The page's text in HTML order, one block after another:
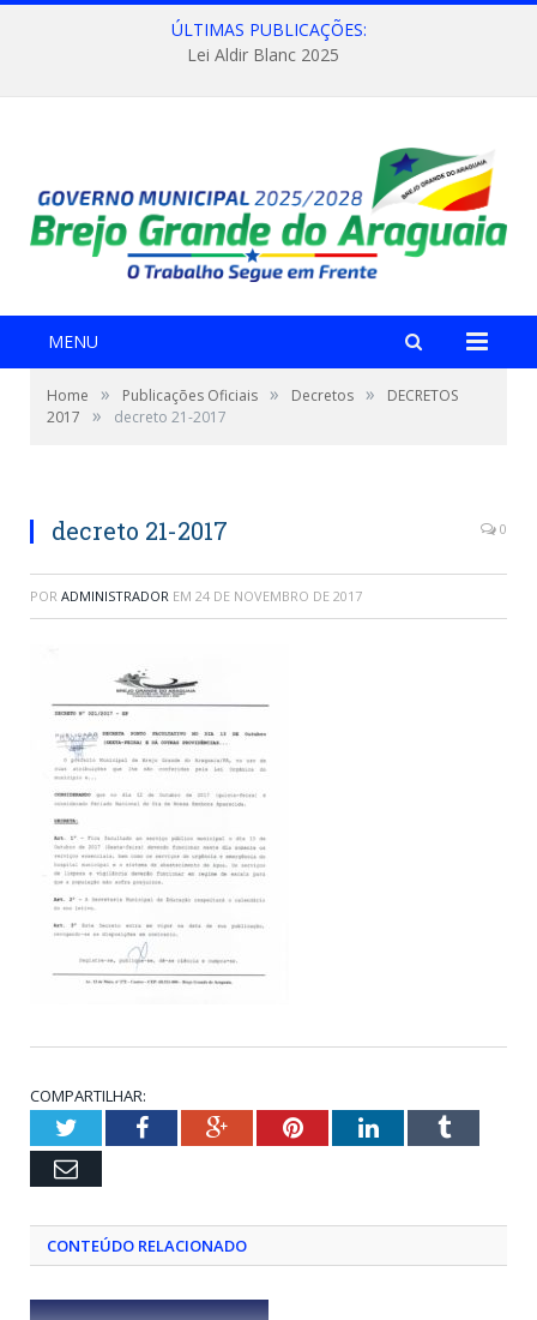
ÚLTIMAS PUBLICAÇÕES:
Lei Aldir Blanc 2025
MENU
Home » Publicações Oficiais » Decretos »
DECRETOS
2017
» decreto 21-2017
decreto 21-2017 0
POR ADMINISTRADOR EM 24 DE NOVEMBRO DE 2017
COMPARTILHAR:
TwitterFacebookGoogle+PinterestLinkedInTumblr
Email
CONTEÚDO RELACIONADO